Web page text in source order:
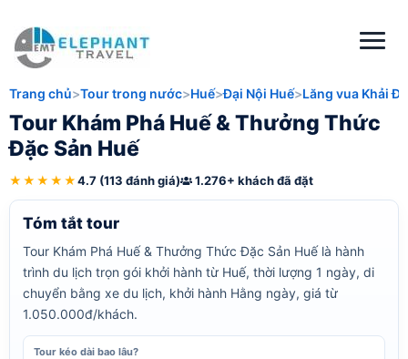
Trang chủ Tour trong nước Huế Đại Nội Huế Lăng vua Khải
Tour Khám Phá Huế & Thưởng Thức
Đặc Sản Huế
★★★★★4.7 (113 đánh giá) 1.276+ khách đã đặt
Tóm tắt tour
Tour Khám Phá Huế & Thưởng Thức Đặc Sản Huế là hành
trình du lịch trọn gói khởi hành từ Huế, thời lượng 1 ngày, di
chuyển bằng xe du lịch, khởi hành Hằng ngày, giá từ
1.050.000đ/khách.
Tour kéo dài bao lâu?